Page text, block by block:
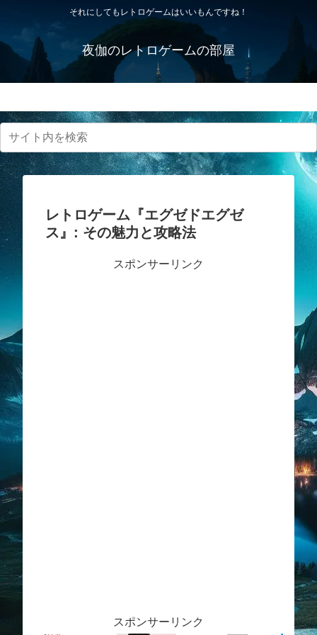
それにしてもレトロゲームはいいもんですね！
夜伽のレトロゲームの部屋
レトロゲーム『エグゼドエグゼ
ス』: その魅力と攻略法
スポンサーリンク
スポンサーリンク